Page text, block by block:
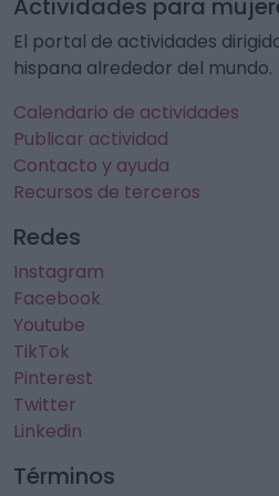
Actividades para
El portal de actividades
hispana alrededor del mundo.
Calendario de actividades
Publicar actividad
Contacto y ayuda
Recursos de terceros
Redes
Instagram
Facebook
Youtube
TikTok
Pinterest
Twitter
Linkedin
Términos